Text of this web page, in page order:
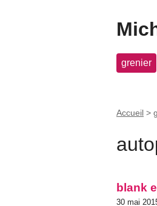
grenier
Accueil >
blank
30 mai